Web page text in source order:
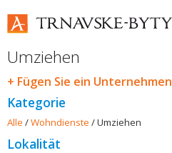
Umziehen
+ Fügen Sie ein Unternehmen
Kategorie
Alle /Wohndienste /Umziehen
Lokalität